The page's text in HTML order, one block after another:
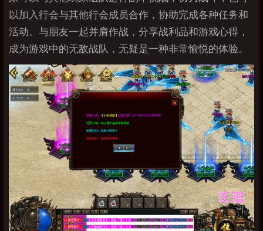
以加入行会与其他行会成员合作，协助完成各种任务和
活动。与朋友一起并肩作战，分享战利品和游戏心得，
成为游戏中的无敌战队，无疑是一种非常愉悦的体验。